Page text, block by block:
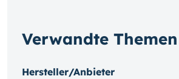
Verwandte Themen
Hersteller/Anbieter